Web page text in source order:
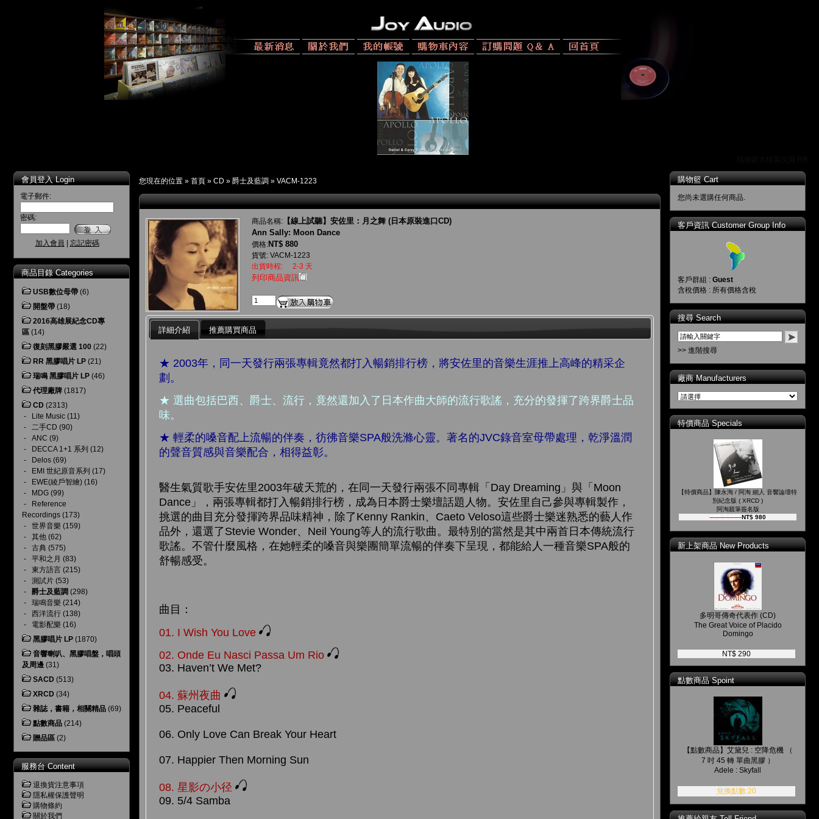
會員登入 Login
電子郵件:
密碼:
加入會員 忘記密碼
商品目錄 Categories
USB數位母帶 (6)
開盤帶 (18)
2016高雄展紀念CD專
區 (14)
復刻黑膠嚴選 100 (22)
RR 黑膠唱片 LP (21)
瑞鳴 黑膠唱片 LP (46)
代理廠牌 (1817)
CD (2313)
-
Lite Music (11)
- 二手CD (90)
- ANC (9)
-
DECCA 1+1 系列 (12)
-
Delos (69)
-
EMI 世紀原音系列 (17)
-
EWE(綾戶智繪) (16)
-
MDG (99)
-
Reference
Recordings (173)
- 世界音樂 (159)
- 其他 (62)
- 古典 (575)
- 平和之月 (83)
- 東方語言 (215)
- 測試片 (53)
- 爵士及藍調 (298)
- 瑞鳴音樂 (214)
- 西洋流行 (138)
- 電影配樂 (16)
黑膠唱片 LP (1870)
音響喇叭、黑膠唱盤，唱頭
及周邊 (31)
SACD (513)
XRCD (34)
雜誌，書籍，相關精品 (69)
點數商品 (214)
贈品區 (2)
服務台 Content
退換貨注意事項
隱私權保護聲明
購物條約
關於我們
您現在的位置 » 首頁 » CD » 爵士及藍調 » VACM-1223
商品名稱: 【線上試聽】安佐里：月之舞 (日本原裝進口CD)
Ann Sally: Moon Dance
價格:NT$ 880
貨號: VACM-1223
出貨時程:
2-3 天
列印商品資訊
詳細介紹 推薦購買商品
★ 2003年，同一天發行兩張專輯竟然都打入暢銷排行榜，將安佐里的音樂生涯推上高峰的精采企
劃。
★ 選曲包括巴西、爵士、流行，竟然還加入了日本作曲大師的流行歌謠，充分的發揮了跨界爵士品
味。
★ 輕柔的嗓音配上流暢的伴奏，彷彿音樂SPA般洗滌心靈。著名的JVC錄音室母帶處理，乾淨溫潤
的聲音質感與音樂配合，相得益彰。
醫生氣質歌手安佐里2003年破天荒的，在同一天發行兩張不同專輯「Day Dreaming」與「Moon
Dance」，兩張專輯都打入暢銷排行榜，成為日本爵士樂壇話題人物。安佐里自己參與專輯製作，
挑選的曲目充分發揮跨界品味精神，除了Kenny Rankin、Caeto Veloso這些爵士樂迷熟悉的藝人作
品外，還選了Stevie Wonder、Neil Young等人的流行歌曲。最特別的當然是其中兩首日本傳統流行
歌謠。不管什麼風格，在她輕柔的嗓音與樂團簡單流暢的伴奏下呈現，都能給人一種音樂SPA般的
舒暢感受。
曲目：
01. I Wish You Love
02. Onde Eu Nasci Passa Um Rio
03. Haven’t We Met?
04.蘇州夜曲
05. Peaceful
06. Only Love Can Break Your Heart
07. Happier Then Morning Sun
08.星影の小径
09. 5/4 Samba
購物籃 Cart
您尚未選購任何商品.
客戶資訊 Customer Group Info
客戶群組 : Guest
含稅價格 : 所有價格含稅
搜尋 Search
>> 進階搜尋
廠商 Manufacturers
特價商品 Specials
【特價商品】陳永淘 / 阿淘 細人 音響論壇特
別紀念版 ( XRCD )
阿淘親筆簽名版
NT$ 1,080NT$ 980
新上架商品 New Products
多明哥傳奇代表作 (CD)
The Great Voice of Placido
Domingo
NT$ 290
點數商品 Spoint
【點數商品】艾黛兒 : 空降危機 （
7 吋 45 轉 單曲黑膠 ）
Adele : Skyfall
兌換點數:20